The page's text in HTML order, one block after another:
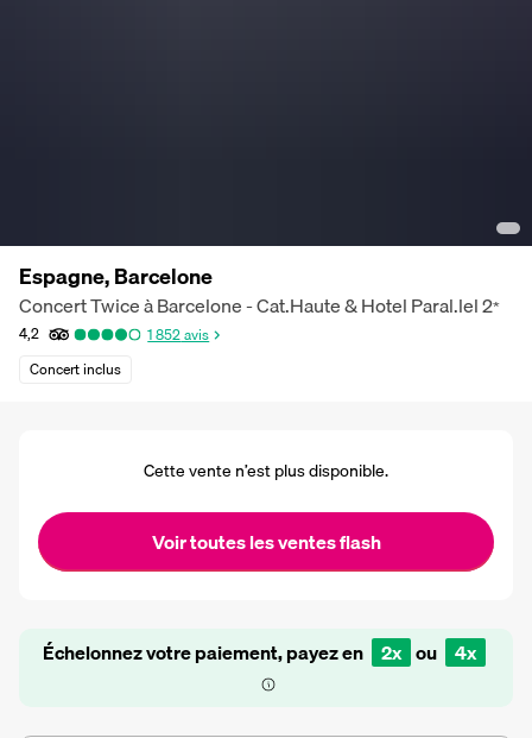
Espagne, Barcelone
Concert Twice à Barcelone - Cat.Haute & Hotel Paral.lel2*
4,2 1 852avis
Concert inclus
Cette vente n’est plus disponible.
Voir toutes les ventes flash
Échelonnez votre paiement, payez en 2x ou 4x